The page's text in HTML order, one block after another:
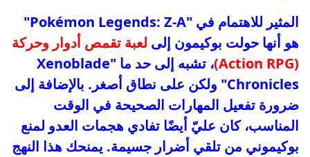
المثير للاهتمام في "Pokémon Legends: Z-A"
هو أنها حولت بوكيمون إلى لعبة تقمص أدوار وحركة
(Action RPG)
، تشبه إلى حد ما "Xenoblade
Chronicles" ولكن على نطاق أصغر. بالإضافة إلى
ضرورة تفعيل المهارات الصحيحة في الوقت
المناسب، كان عليّ أيضًا تفادي هجمات العدو لمنع
بوكيموني من تلقي أضرار جسيمة. يمنحك هذا النهج